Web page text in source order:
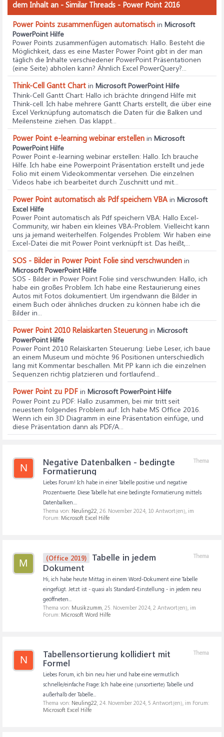
dem Inhalt an - Similar Threads - Power Point 2016
Power Points zusammenfügen automatisch in Microsoft
PowerPoint Hilfe
Power Points zusammenfügen automatisch: Hallo. Besteht die
Möglichkeit, dass es eine Master Power Point gibt in der man
täglich die Inhalte verschiedener PowerPoint Präsentationen
(eine Seite) abholen kann? Ähnlich Excel PowerQuery?...
Think-Cell Gantt Chart in Microsoft PowerPoint Hilfe
Think-Cell Gantt Chart: Hallo ich brächte dringend Hilfe mit
Think-cell. Ich habe mehrere Gantt Charts erstellt, die über eine
Excel Verknüpfung automatisch die Daten für die Balken und
Meilensteine ziehen. Das klappt...
Power Point e-learning webinar erstellen in Microsoft
PowerPoint Hilfe
Power Point e-learning webinar erstellen: Hallo. Ich brauche
Hilfe. Ich habe eine Powerpoint Präsentation erstellt und jede
Folio mit einem Videokommentar versehen. Die einzelnen
Videos habe ich bearbeitet durch Zuschnitt und mit...
Power Point automatisch als Pdf speichern VBA in Microsoft
Excel Hilfe
Power Point automatisch als Pdf speichern VBA: Hallo Excel-
Community, wir haben ein kleines VBA-Problem. Vielleicht kann
uns ja jemand weiterhelfen. Folgendes Problem: Wir haben eine
Excel-Datei die mit Power Point verknüpft ist. Das heißt,...
SOS - Bilder in Power Point Folie sind verschwunden in
Microsoft PowerPoint Hilfe
SOS - Bilder in Power Point Folie sind verschwunden: Hallo, ich
habe ein großes Problem. Ich habe eine Restaurierung eines
Autos mit Fotos dokumentiert. Um irgendwann die Bilder in
einem Buch oder ähnliches drucken zu können habe ich die
Bilder in...
Power Point 2010 Relaiskarten Steuerung in Microsoft
PowerPoint Hilfe
Power Point 2010 Relaiskarten Steuerung: Liebe Leser, ich baue
an einem Museum und möchte 96 Positionen unterschiedlich
lang mit Kommentar beschallen. Mit PP kann ich die einzelnen
Sequenzen richtig platzieren und fortlaufend...
Power Point zu PDF in Microsoft PowerPoint Hilfe
Power Point zu PDF: Hallo zusammen, bei mir tritt seit
neuestem folgendes Problem auf: Ich habe MS Office 2016.
Wenn ich ein 3D Diagramm in eine Präsentation einfüge, und
diese Präsentation dann als PDF/A...
N
Thema
Negative Datenbalken - bedingte
Formatierung
Liebes Forum! Ich habe in einer Tabelle positive und negative
Prozentwerte. Diese Tabelle hat eine bedingte Formatierung mittels
Datenbalken....
Thema von: Neuling22, 26. November 2024, 10 Antwort(en), im
Forum: Microsoft Excel Hilfe
M
Thema
(Office 2019)
Tabelle in jedem
Dokument
Hi, ich habe heute Mittag in einem Word-Dokument eine Tabelle
eingefügt. Jetzt ist - quasi als Standard-Einstellung - in jedem neu
geöffneten...
Thema von: Musikzumm, 25. November 2024, 2 Antwort(en), im
Forum: Microsoft Word Hilfe
N
Thema
Tabellensortierung kollidiert mit
Formel
Liebes Forum, ich bin neu hier und habe eine vermutlich
schnelle/einfache Frage: Ich habe eine (unsortierte) Tabelle und
außerhalb der Tabelle...
Thema von: Neuling22, 24. November 2024, 5 Antwort(en), im Forum:
Microsoft Excel Hilfe